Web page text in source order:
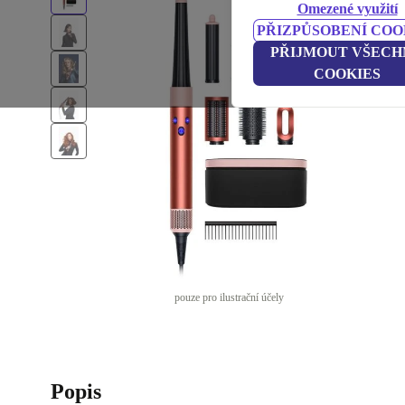
Omezené využití
PŘIZPŮSOBENÍ
PŘIJMOUT
COOKIES
pouze pro ilustrační účely
Popis